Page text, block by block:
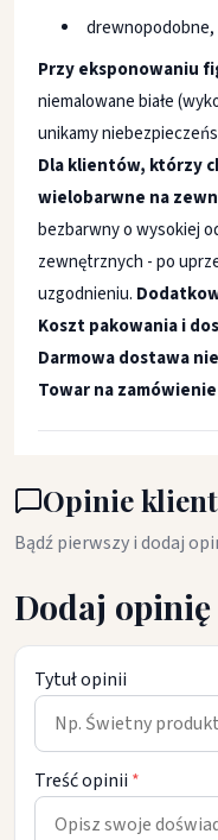
drewnopodobne,
Przy eksponowaniu
niemalowane białe
unikamy
Dla klientów, którzy
wielobarwne na
bezbarwny o wysokiej
zewnętrznych - po
uzgodnieniu.
Koszt pakowania i
Darmowa dostawa
Towar na
Opinie
Bądź pierwszy i dodaj
Dodaj opinię
Tytuł opinii
Treść opinii *